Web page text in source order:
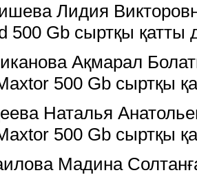
Лидия
500 Gb сыртқы қатты
Ақмарал
500 Gb сыртқы
Наталья
500 Gb сыртқы
Мадина